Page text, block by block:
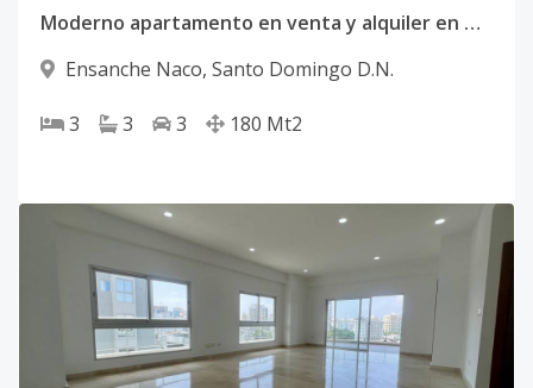
Moderno apartamento en venta y alquiler en Naco
Ensanche Naco, Santo Domingo D.N.
3 3 3 180 Mt2